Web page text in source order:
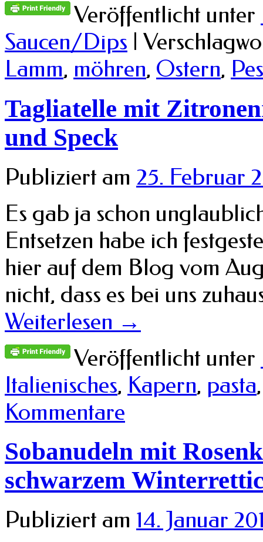
Veröffentlicht unter
Saucen/Dips |
Lamm, möhren, Ostern,
Tagliatelle mit
und Speck
Publiziert am 25. Februar
Es gab ja schon
Entsetzen habe ich
hier auf dem Blog vom
nicht, dass es bei uns
Weiterlesen →
Veröffentlicht unter
Italienisches, Kapern, pasta
Kommentare
Sobanudeln mit
schwarzem
Publiziert am 14. Januar